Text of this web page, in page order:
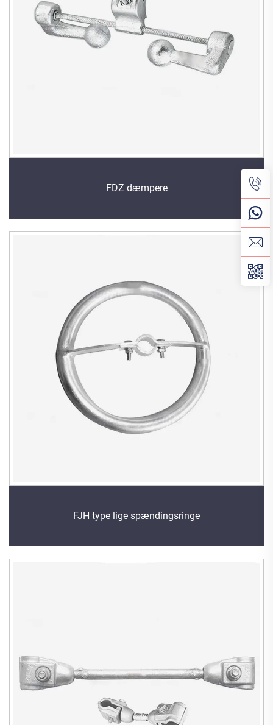
FDZ dæmpere
FJH type lige spændingsringe